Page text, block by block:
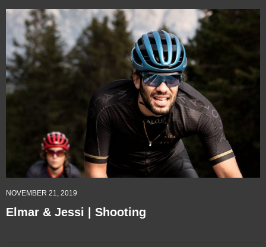
NOVEMBER 21, 2019
Elmar & Jessi | Shooting